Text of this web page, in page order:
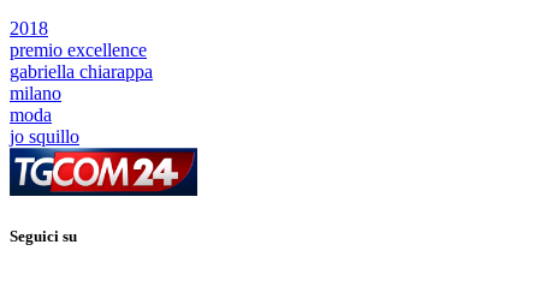
2018
premio excellence
gabriella chiarappa
milano
moda
jo squillo
Seguici su